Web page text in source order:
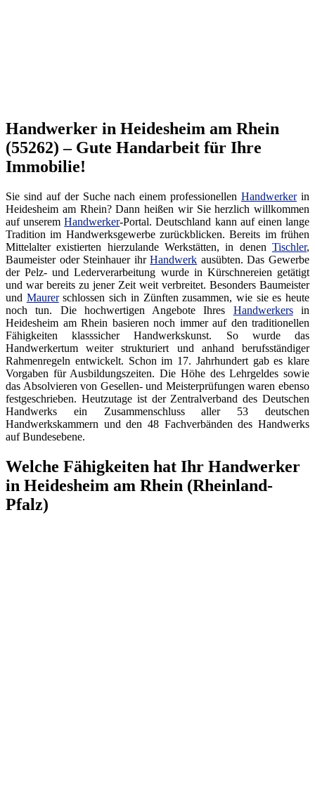
Handwerker in Heidesheim am Rhein
(55262) – Gute Handarbeit für Ihre
Immobilie!
Sie sind auf der Suche nach einem professionellenHandwerkerin
Heidesheim am Rhein? Dann heißen wir Sie herzlich willkommen
auf unseremHandwerker-Portal. Deutschland kann auf einen lange
Tradition im Handwerksgewerbe zurückblicken. Bereits im frühen
Mittelalter existierten hierzulande Werkstätten, in denen Tischler,
Baumeister oder Steinhauer ihrHandwerk ausübten. Das Gewerbe
der Pelz- und Lederverarbeitung wurde in Kürschnereien getätigt
und war bereits zu jener Zeit weit verbreitet. Besonders Baumeister
und Maurerschlossen sich in Zünften zusammen, wie sie es heute
noch tun. Die hochwertigen Angebote Ihres Handwerkersin
Heidesheim am Rhein basieren noch immer auf den traditionellen
Fähigkeiten klasssicher Handwerkskunst. So wurde das
Handwerkertum weiter strukturiert und anhand berufsständiger
Rahmenregeln entwickelt. Schon im 17. Jahrhundert gab es klare
Vorgaben für Ausbildungszeiten. Die Höhe des Lehrgeldes sowie
das Absolvieren von Gesellen- und Meisterprüfungen waren ebenso
festgeschrieben. Heutzutage ist der Zentralverband des Deutschen
Handwerks ein Zusammenschluss aller 53 deutschen
Handwerkskammern und den 48 Fachverbänden des Handwerks
auf Bundesebene.
Welche Fähigkeiten hat Ihr Handwerker
in Heidesheim am Rhein (Rheinland-
Pfalz)